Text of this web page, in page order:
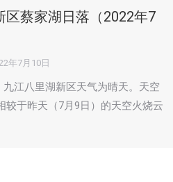
区蔡家湖日落（2022年7
年7月10日
九江八里湖新区天气为晴天。天空
较于昨天（7月9日）的天空火烧云